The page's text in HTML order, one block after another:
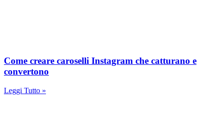
Come creare caroselli Instagram che catturano e
convertono
Leggi Tutto »